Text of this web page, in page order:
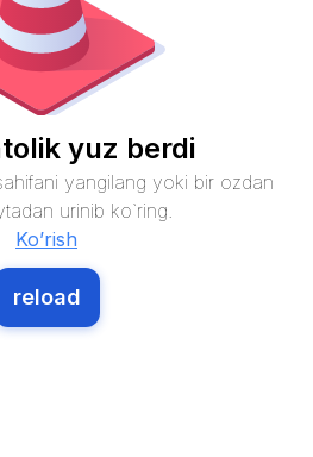
yuz berdi
yangilang yoki bir ozdan
urinib ko`ring.
Ko’rish
reload